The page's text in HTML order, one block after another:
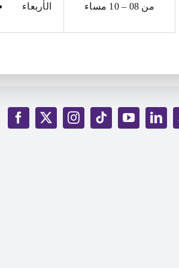
الأربعاء
من 08 – 10 مساء